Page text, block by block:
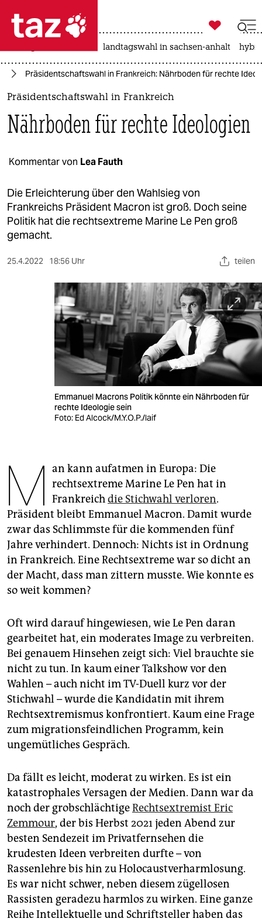
 taz zahl ich
taz zahl ich
politik
öko
gesellschaft
kultur
sport
berlin
wahrheit
veranstaltungen
abo
genossenschaft
epaper login

taz zahl ich
landtagswahl in sachsen-anhalt
Präsidentschaftswahl in Frankreich: Nährboden für rechte
Präsidentschaftswahl in Frankreich
Nährboden für rechte Ideologien
Kommentar von Lea Fauth
Die Erleichterung über den Wahlsieg von
Frankreichs Präsident Macron ist groß. Doch seine
Politik hat die rechtsextreme Marine Le Pen groß
gemacht.
25.4.2022 18:56 Uhr teilen
Emmanuel Macrons Politik könnte ein Nährboden für
rechte Ideologie sein
Foto: Ed Alcock/M.Y.O.P./laif
M an kann aufatmen in Europa: Die
rechtsextreme Marine Le Pen hat in
Frankreichdie Stichwahl verloren.
Präsident bleibt Emmanuel Macron. Damit wurde
zwar das Schlimmste für die kommenden fünf
Jahre verhindert. Dennoch: Nichts ist in Ordnung
in Frankreich. Eine Rechtsextreme war so dicht an
der Macht, dass man zittern musste. Wie konnte es
so weit kommen?
Oft wird darauf hingewiesen, wie Le Pen daran
gearbeitet hat, ein moderates Image zu verbreiten.
Bei genauem Hinsehen zeigt sich: Viel brauchte sie
nicht zu tun. In kaum einer Talkshow vor den
Wahlen – auch nicht im TV-Duell kurz vor der
Stichwahl – wurde die Kandidatin mit ihrem
Rechtsextremismus konfrontiert. Kaum eine Frage
zum migrationsfeindlichen Programm, kein
ungemütliches Gespräch.
Da fällt es leicht, moderat zu wirken. Es ist ein
katastrophales Versagen der Medien. Dann war da
noch der grobschlächtigeRechtsextremist Eric
Zemmour, der bis Herbst 2021 jeden Abend zur
besten Sendezeit im Privatfernsehen die
krudesten Ideen verbreiten durfte – von
Rassenlehre bis hin zu Holocaustverharmlosung.
Es war nicht schwer, neben diesem zügellosen
Rassisten geradezu harmlos zu wirken. Eine ganze
Reihe Intellektuelle und Schriftsteller haben das